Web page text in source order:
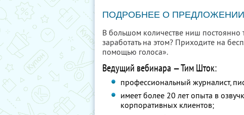
ПОДРОБНЕЕ О ПРЕДЛОЖЕНИИ
В большом количестве ниш постоянно
заработать на этом? Приходите на
помощью голоса».
Ведущий вебинара — Тим Шток:
профессиональный журналист,
имеет более 20 лет опыта в
корпоративных клиентов;